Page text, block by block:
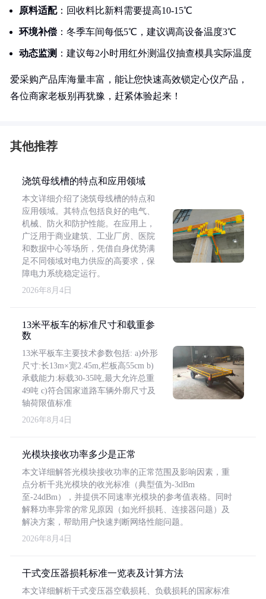
原料适配：回收料比新料需要提高10-15℃
环境补偿 ：冬季车间每低5℃，建议调高设备温度3℃
动态监测 ：建议每2小时用红外测温仪抽查模具实际温度
爱采购产品库海量丰富，能让您快速高效锁定心仪产品，
各位商家老板别再犹豫，赶紧体验起来！
其他推荐
浇筑母线槽的特点和应用领域
本文详细介绍了浇筑母线槽的特点和
应用领域。其特点包括良好的电气、
机械、防火和防护性能。在应用上，
广泛用于商业建筑、工业厂房、医院
和数据中心等场所，凭借自身优势满
足不同领域对电力供应的高要求，保
障电力系统稳定运行。
2026年8月4日
13米平板车的标准尺寸和载重参
数
13米平板车主要技术参数包括: a)外形
尺寸:长13m×宽2.45m,栏板高55cm b)
承载能力:标载30-35吨,最大允许总重
49吨 c)符合国家道路车辆外廓尺寸及
轴荷限值标准
2026年8月4日
光模块接收功率多少是正常
本文详细解答光模块接收功率的正常范围及影响因素，重
点分析千兆光模块的收光标准（典型值为-3dBm
至-24dBm），并提供不同速率光模块的参考值表格。同时
解释功率异常的常见原因（如光纤损耗、连接器问题）及
解决方案，帮助用户快速判断网络性能问题。
2026年8月4日
干式变压器损耗标准一览表及计算方法
本文详细解析干式变压器空载损耗、负载损耗的国家标准